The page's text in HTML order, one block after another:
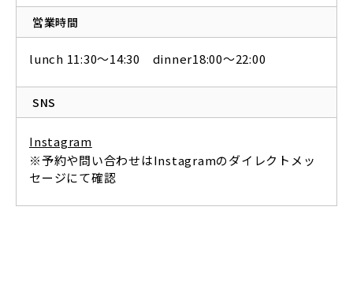
営業時間
lunch 11:30〜14:30 dinner18:00〜22:00
SNS
Instagram
※予約や問い合わせはInstagramのダイレクトメッ
セージにて確認